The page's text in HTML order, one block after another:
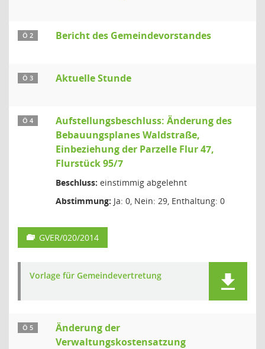
Ö 2 Bericht des Gemeindevorstandes
Ö 3 Aktuelle Stunde
Ö 4
Aufstellungsbeschluss: Änderung des
Bebauungsplanes Waldstraße,
Einbeziehung der Parzelle Flur 47,
Flurstück 95/7
Beschluss: einstimmig abgelehnt
Abstimmung: Ja: 0, Nein: 29, Enthaltung: 0
GVER/020/2014
Vorlage für Gemeindevertretung
Ö 5
Änderung der
Verwaltungskostensatzung